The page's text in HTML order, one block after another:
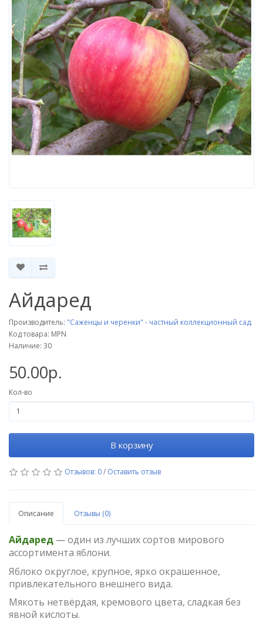
Айдаред
Производитель: "Саженцы и черенки" - частный коллекционный сад.
Код товара: MPN
Наличие: 30
50.00р.
Кол-во
В корзину
Отзывов: 0/ Оставить отзыв
Описание Отзывы (0)
Айдаред —один из лучших сортов мирового
ассортимента яблони.
Яблоко округлое, крупное, ярко окрашенное,
привлекательного внешнего вида.
Мякоть нетвёрдая, кремового цвета, сладкая без
явной кислоты.